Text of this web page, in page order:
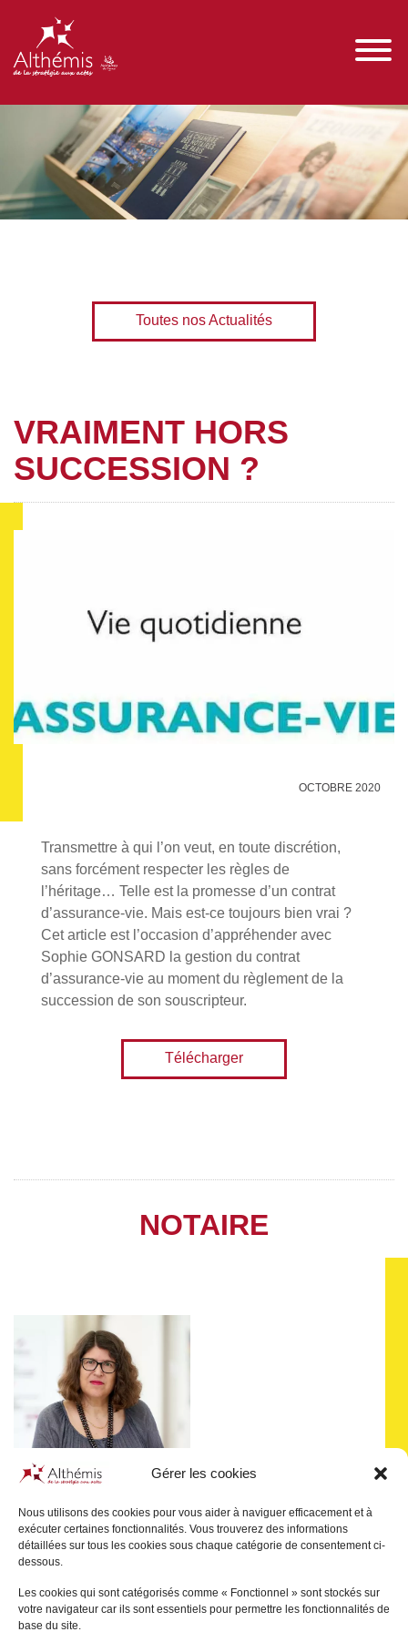
Gérer les cookies
Nous utilisons des cookies pour vous aider à naviguer efficacement et à
exécuter certaines fonctionnalités. Vous trouverez des informations
détaillées sur tous les cookies sous chaque catégorie de consentement ci-
dessous.
Les cookies qui sont catégorisés comme « Fonctionnel » sont stockés sur
votre navigateur car ils sont essentiels pour permettre les fonctionnalités de
base du site.
Toutes nos Actualités
VRAIMENT HORS
SUCCESSION ?
OCTOBRE 2020
Transmettre à qui l’on veut, en toute discrétion,
sans forcément respecter les règles de
l’héritage… Telle est la promesse d’un contrat
d’assurance-vie. Mais est-ce toujours bien vrai ?
Cet article est l’occasion d’appréhender avec
Sophie GONSARD la gestion du contrat
d’assurance-vie au moment du règlement de la
succession de son souscripteur.
Télécharger
NOTAIRE
SophieGONSARD
LE VÉSINET